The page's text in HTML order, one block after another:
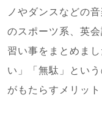
ノやダンスなどの
のスポーツ系、英
習い事をまとめま
い」「無駄」とい
がもたらすメリット